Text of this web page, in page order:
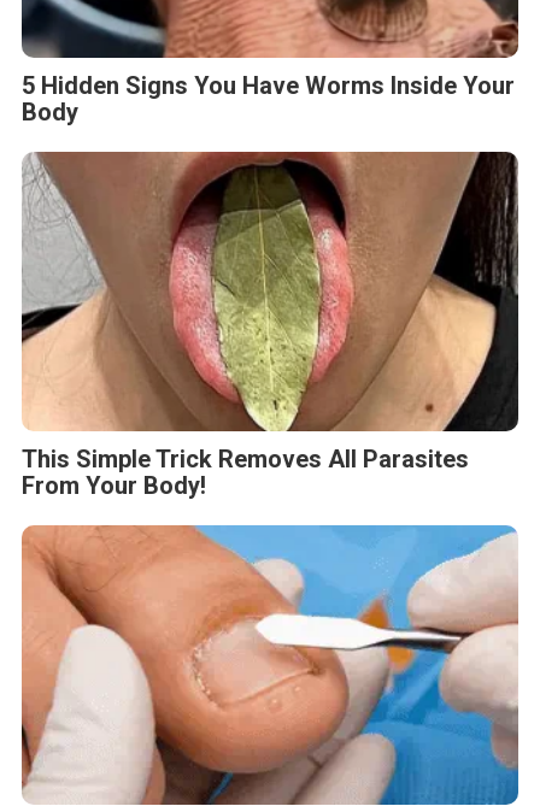
5 Hidden Signs You Have Worms Inside Your
Body
This Simple Trick Removes All Parasites
From Your Body!